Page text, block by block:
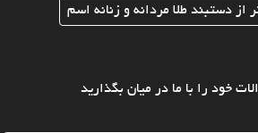
از دستبند طلا مردانه و زنانه اسم
خود را با ما در میان بگذارید